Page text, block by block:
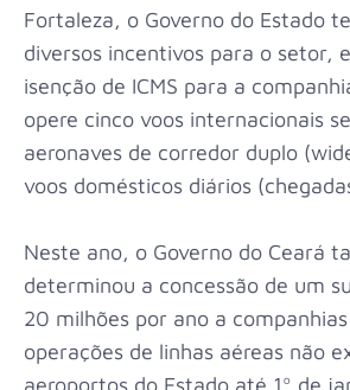
Fortaleza, o Governo do Estado
diversos incentivos para o setor,
isenção de ICMS para a
opere cinco voos internacionais
aeronaves de corredor duplo
voos domésticos diários
Neste ano, o Governo do Ceará
determinou a concessão de um
20 milhões por ano a
operações de linhas aéreas não
aeroportos do Estado até 1º de